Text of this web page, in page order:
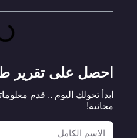
احصل على تقرير
ابدأ تحولك اليوم .. قدم
مجانية!